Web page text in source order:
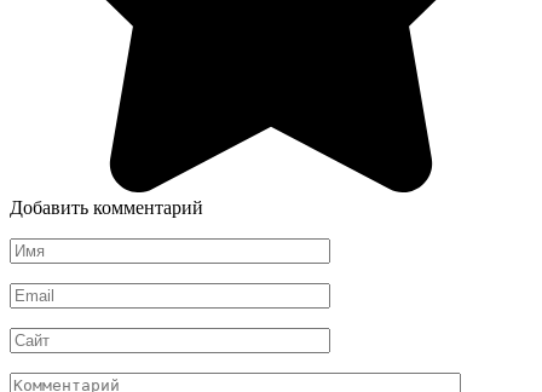
Добавить комментарий
Имя
*
Email
*
Сайт
Комментарий